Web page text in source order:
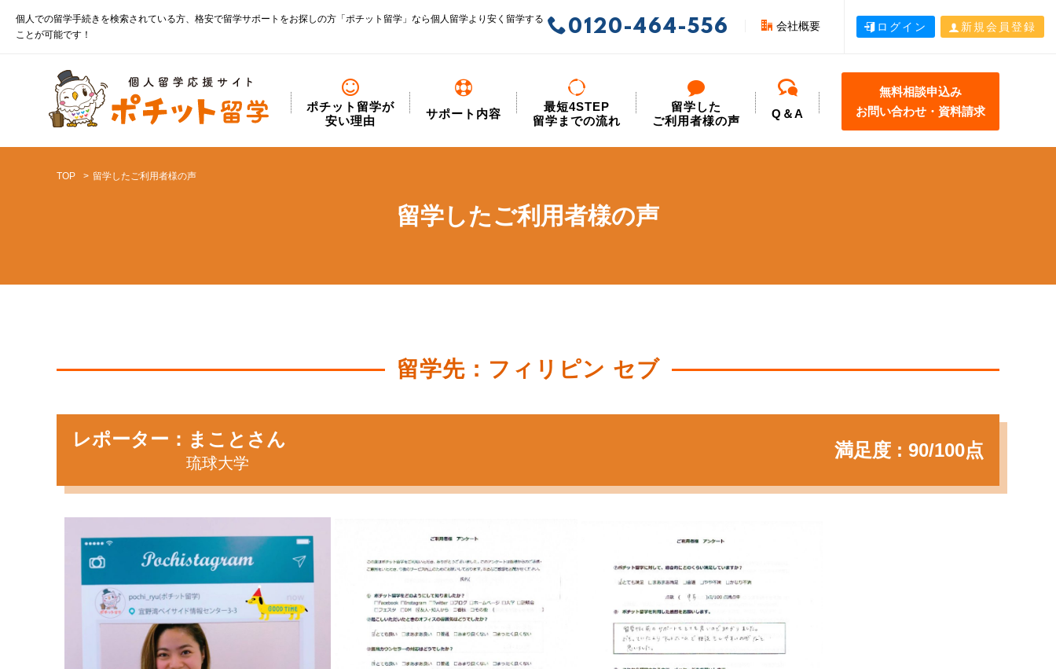
個人での留学手続きを検索されている方、格安で留学サポートをお探しの方「ポチット留学」なら個人留学より安く留学する
ことが可能です！
0120-464-556 会社概要 ログイン 新規会員登録
ポチット留学が
安い理由
サポート内容
最短4STEP
留学までの流れ
留学した
ご利用者様の声
Q＆A
無料相談申込み
お問い合わせ・資料請求
TOP 留学したご利用者様の声
留学したご利用者様の声
留学先：フィリピン セブ
レポーター：まことさん
琉球大学
満足度 : 90/100点